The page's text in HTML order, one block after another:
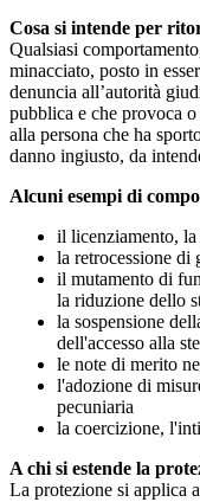
Cosa si intende per
Qualsiasi
minacciato, posto in
denuncia all’autorità
pubblica e che provoca
alla persona che ha
danno ingiusto, da
Alcuni esempi di
il licenziamento, la
la retrocessione di
il mutamento di
la riduzione dello
la sospensione
dell'accesso alla
le note di merito
l'adozione di
pecuniaria
la coercizione,
A chi si estende la
La protezione si applica